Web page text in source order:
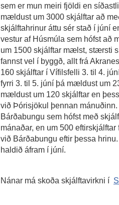
sem er mun meiri fjöldi en
mældust um 3000 skjálftar að
skjálftahrinur áttu sér stað í júní
vestur af Húsmúla sem hófst að
um 1500 skjálftar mælst, stærsti
fannst vel í byggð, allt frá
160 skjálftar í Vífilsfelli 3. til 4.
fyrri 3. til 5. júní þá mældust um
mældust um 120 skjálftar en
við Þórisjökul þennan
Bárðabungu sem hófst með
mánaðar, en um 500
við Bárðabungu eftir þessa
haldið áfram í júní.
Nánar má skoða skjálftavirkni í